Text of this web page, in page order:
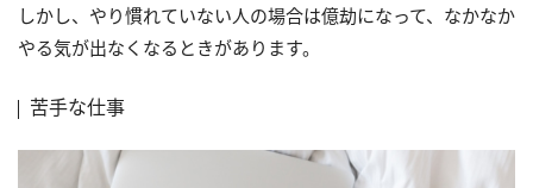
しかし、やり慣れていない人の場合は億劫になって、なかなか
やる気が出なくなるときがあります。
苦手な仕事